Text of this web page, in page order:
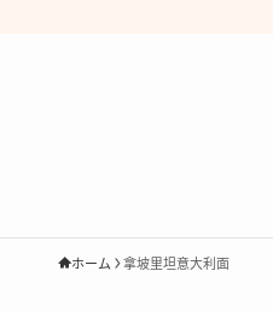
ホーム 拿坡里坦意大利面